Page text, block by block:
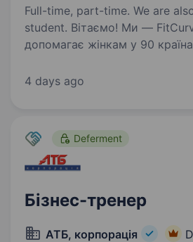
Full-time, part-time. We are
student. Вітаємо! Ми — FitCurves, команда, яка
допомагає жінкам у 90
вагою та підтримувати
4 days ago
Deferment
Бізнес-тренер
АТБ, корпорація